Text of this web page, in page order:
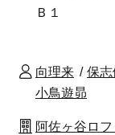
Ｂ１
向理来 保
小鳥遊昴
阿佐ヶ谷ロフ